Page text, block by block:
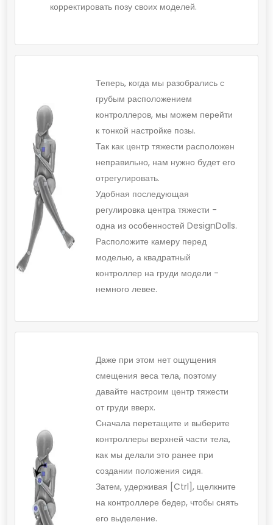
корректировать позу своих моделей.
Теперь, когда мы разобрались с
грубым расположением
контроллеров, мы можем перейти
к тонкой настройке позы.
Так как центр тяжести расположен
неправильно, нам нужно будет его
отрегулировать.
Удобная последующая
регулировка центра тяжести -
одна из особенностей DesignDolls.
Расположите камеру перед
моделью, а квадратный
контроллер на груди модели -
немного левее.
Даже при этом нет ощущения
смещения веса тела, поэтому
давайте настроим центр тяжести
от груди вверх.
Сначала перетащите и выберите
контроллеры верхней части тела,
как мы делали это ранее при
создании положения сидя.
Затем, удерживая [Ctrl], щелкните
на контроллере бедер, чтобы снять
его выделение.